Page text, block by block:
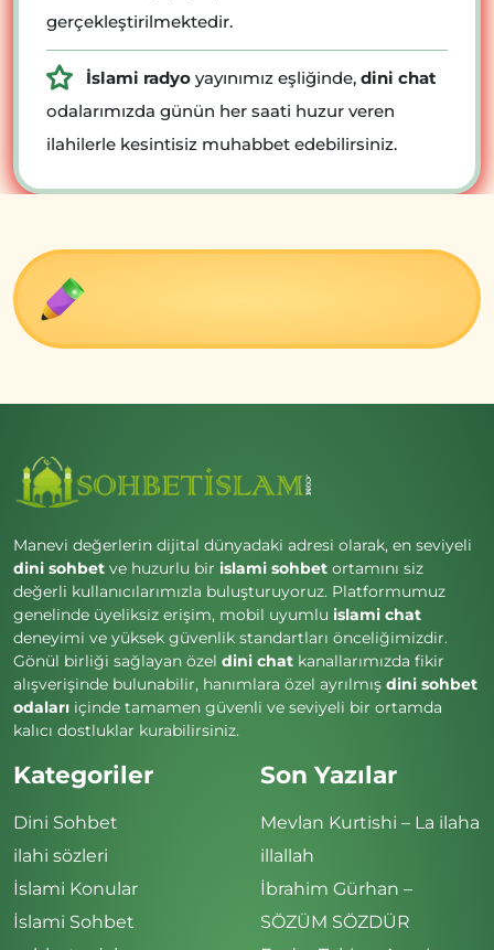
gerçekleştirilmektedir.
İslami radyo yayınımız eşliğinde, dini chat
odalarımızda günün her saati huzur veren
ilahilerle kesintisiz muhabbet edebilirsiniz.
Manevi değerlerin dijital dünyadaki adresi olarak, en seviyeli
dini sohbet ve huzurlu bir islami sohbet ortamını siz
değerli kullanıcılarımızla buluşturuyoruz. Platformumuz
genelinde üyeliksiz erişim, mobil uyumlu islami chat
deneyimi ve yüksek güvenlik standartları önceliğimizdir.
Gönül birliği sağlayan özel dini chat kanallarımızda fikir
alışverişinde bulunabilir, hanımlara özel ayrılmış dini sohbet
odaları içinde tamamen güvenli ve seviyeli bir ortamda
kalıcı dostluklar kurabilirsiniz.
Kategoriler
Dini Sohbet
ilahi sözleri
İslami Konular
İslami Sohbet
Son Yazılar
Mevlan Kurtishi – La ilaha
illallah
İbrahim Gürhan –
SÖZÜM SÖZDÜR